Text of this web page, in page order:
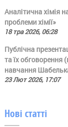
Аналітична хімія
проблеми хімії»
18 тра 2026, 06:28
Публічна
та їх обговорення
навчання
23 Лют 2026, 17:07
Нові статті